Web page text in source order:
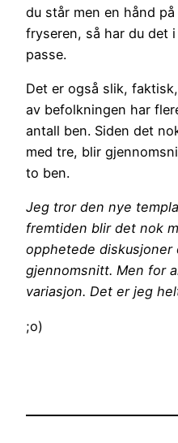
du står men en hånd
fryseren, så har du det
passe.
Det er også slik,
av befolkningen har
antall ben. Siden det
med tre, blir
to ben.
Jeg tror den nye
fremtiden blir det nok
opphetede diskusjoner
gjennomsnitt. Men for
variasjon. Det er jeg
;o)